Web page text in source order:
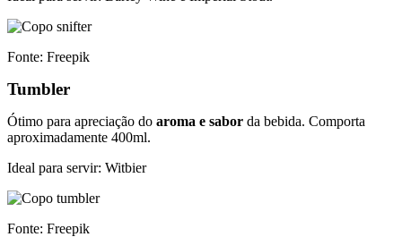
Fonte: Freepik
Tumbler
Ótimo para apreciação do aroma e sabor da bebida. Comporta
aproximadamente 400ml.
Ideal para servir: Witbier
Fonte: Freepik